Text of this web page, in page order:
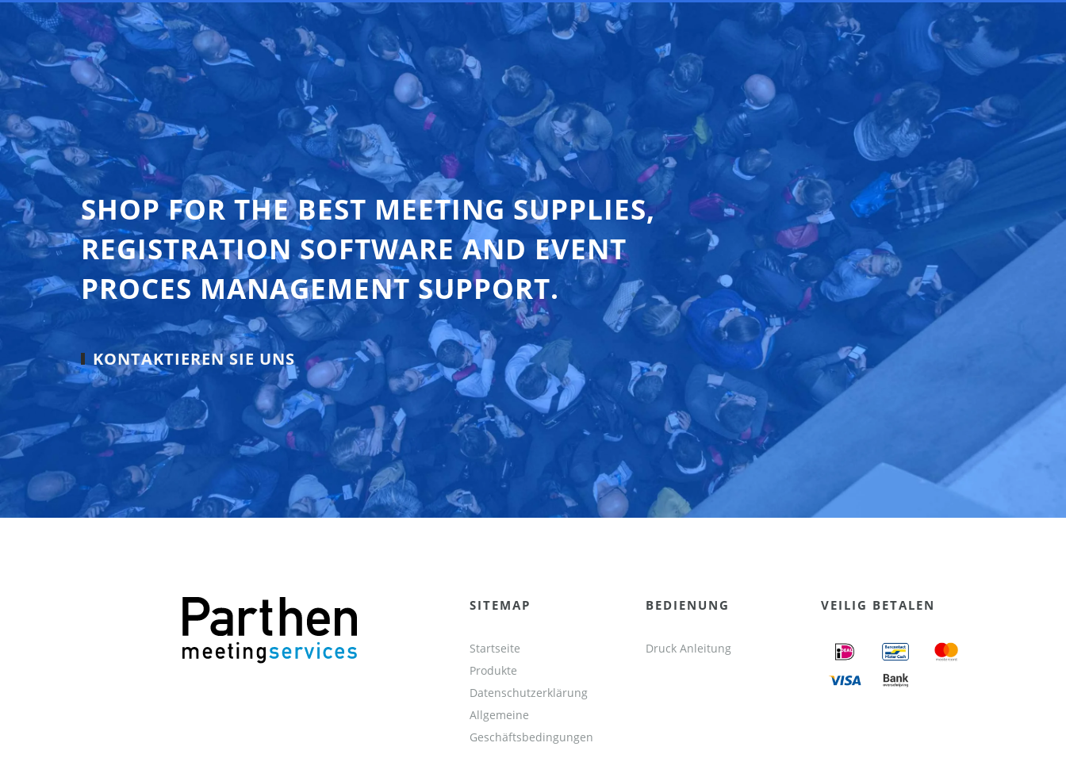
SHOP FOR THE BEST MEETING SUPPLIES,
REGISTRATION SOFTWARE AND EVENT
PROCES MANAGEMENT SUPPORT.
KONTAKTIEREN SIE UNS
SITEMAP
Startseite
Produkte
Datenschutzerklärung
Allgemeine
Geschäftsbedingungen
BEDIENUNG
Druck Anleitung
VEILIG BETALEN